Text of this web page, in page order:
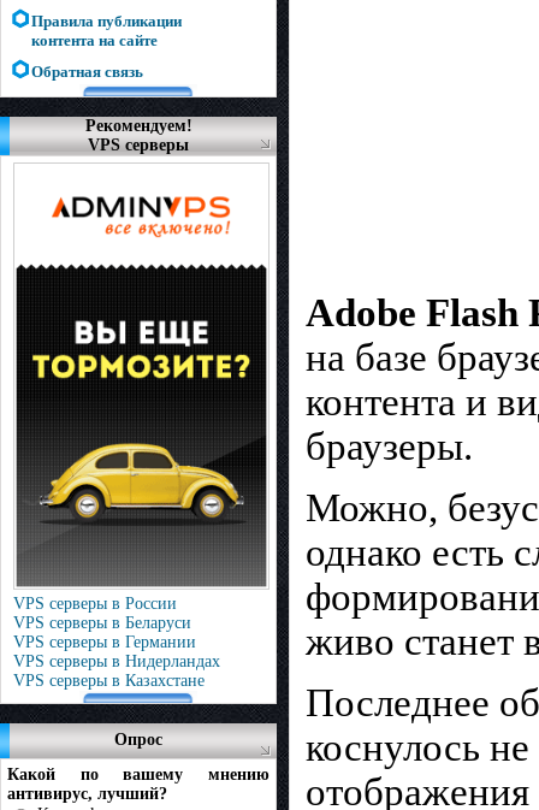
Правила публикации
контента на сайте
Обратная связь
Рекомендуем!
VPS серверы
VPS серверы в России
VPS серверы в Беларуси
VPS серверы в Германии
VPS серверы в Нидерландах
VPS серверы в Казахстане
Опрос
Какой по вашему мнению
антивирус, лучший?
Adobe Flash
на базе
контента и
браузеры.
Можно,
однако есть
живо станет
Последнее
коснулось